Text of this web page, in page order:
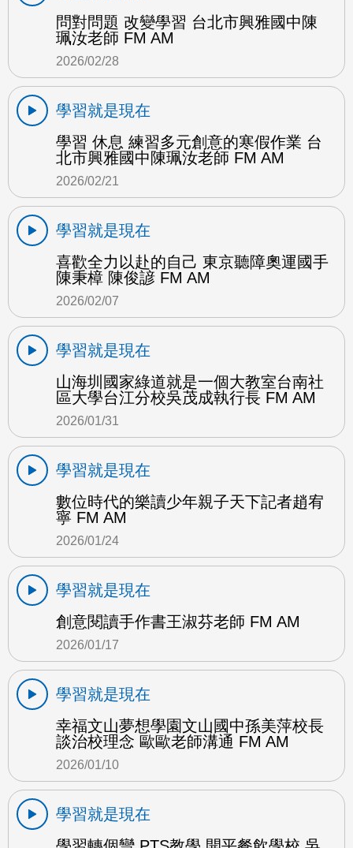
問對問題 改變學習 台北市興雅國中陳
珮汝老師 FM AM
2026/02/28
學習就是現在
學習 休息 練習多元創意的寒假作業 台
北市興雅國中陳珮汝老師 FM AM
2026/02/21
學習就是現在
喜歡全力以赴的自己 東京聽障奧運國手
陳秉樟 陳俊諺 FM AM
2026/02/07
學習就是現在
山海圳國家綠道就是一個大教室台南社
區大學台江分校吳茂成執行長 FM AM
2026/01/31
學習就是現在
數位時代的樂讀少年親子天下記者趙宥
寧 FM AM
2026/01/24
學習就是現在
創意閱讀手作書王淑芬老師 FM AM
2026/01/17
學習就是現在
幸福文山夢想學園文山國中孫美萍校長
談治校理念 歐歐老師溝通 FM AM
2026/01/10
學習就是現在